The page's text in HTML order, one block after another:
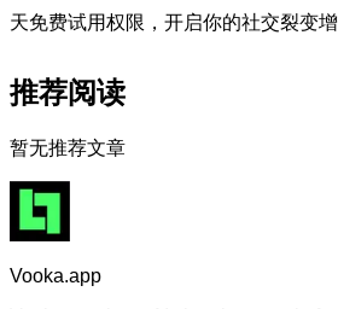
天免费试用权限，开启你的社交裂变增
推荐阅读
暂无推荐文章
Vooka.app